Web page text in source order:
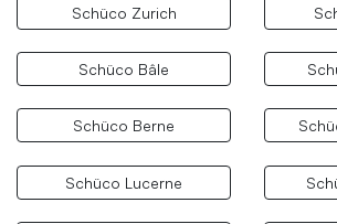
Schüco Zurich
Schüco Bâle
Schüco Berne
Schüco Lucerne